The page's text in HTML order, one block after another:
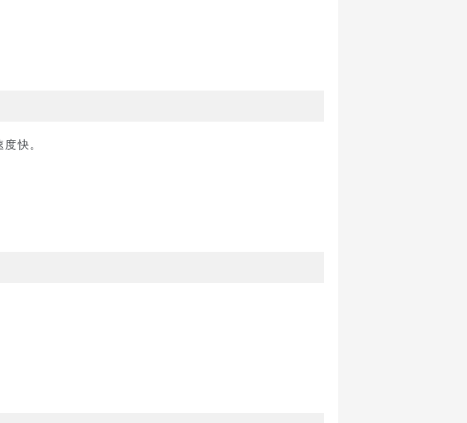
快。